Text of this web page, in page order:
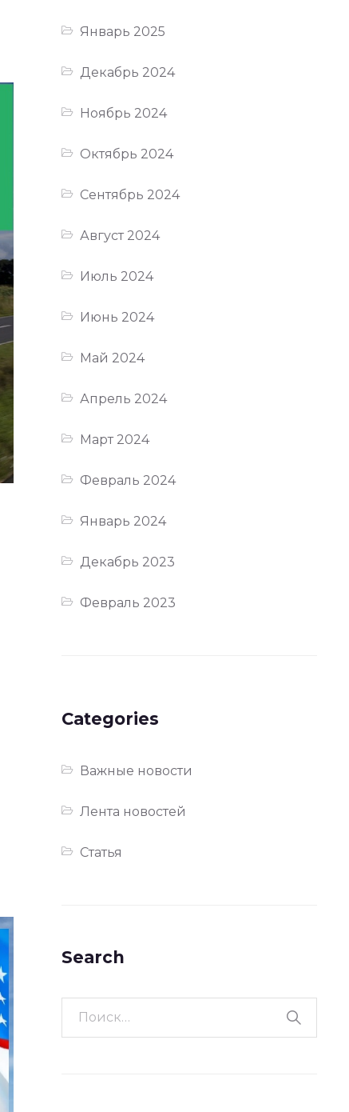
Январь 2025
Декабрь 2024
Ноябрь 2024
Октябрь 2024
Сентябрь 2024
Август 2024
Июль 2024
Июнь 2024
Май 2024
Апрель 2024
Март 2024
Февраль 2024
Январь 2024
Декабрь 2023
Февраль 2023
Categories
Важные новости
Лента новостей
Статья
Search